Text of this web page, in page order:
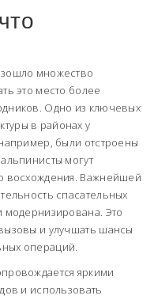
множество
это место более
Одно из ключевых
в районах у
были отстроены
могут
восхождения. Важнейшей
спасательных
модернизирована. Это
и улучшать шансы
операций.
яркими
и использовать